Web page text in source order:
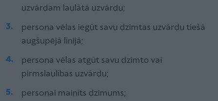
uzvārdam laulātā uzvārdu;
persona vēlas iegūt savu dzimtas uzvārdu tiešā
augšupējā līnijā;
persona vēlas atgūt savu dzimto vai
pirmslaulības uzvārdu;
personai mainīts dzimums;